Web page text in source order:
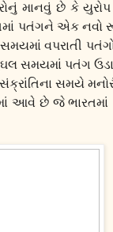
માનવું છે કે
પતંગને એક નવો
વપરાતી
સમયમાં પતંગ
સમયે
આવે છે જે